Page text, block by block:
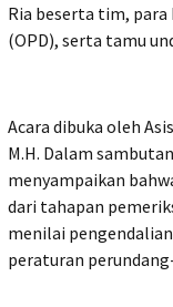
Ria beserta tim, para
(OPD), serta tamu
Acara dibuka oleh
M.H. Dalam
menyampaikan
dari tahapan
menilai
peraturan